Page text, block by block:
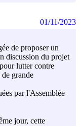
de proposer un
discussion du projet
lutter contre
grande
par l'Assemblée
jour, cette
01/11/2023